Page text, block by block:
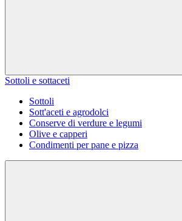
Sottoli e sottaceti
Sottoli
Sott'aceti e agrodolci
Conserve di verdure e legumi
Olive e capperi
Condimenti per pane e pizza